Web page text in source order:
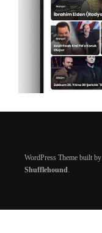
WordPress Theme built by
Shufflehound.